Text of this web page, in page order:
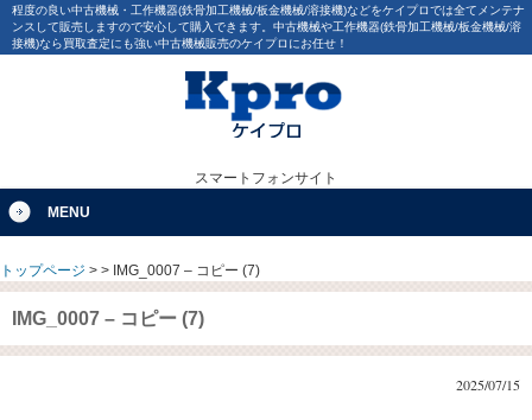
程度の良い中古機械・工作機器(鉄骨加工機械/板金機械/溶接機)などをケイプロでは全てメンテナ
ンスして販売しますので安心して購入できます。中古機械や工作機器(鉄骨加工機械/板金機械/溶
接機)なら買取査定にも強い中古機械販売のケイプロにお任せ！
スマートフォンサイト
MENU
トップページ > > IMG_0007 – コピー (7)
IMG_0007 – コピー (7)
2025/07/15